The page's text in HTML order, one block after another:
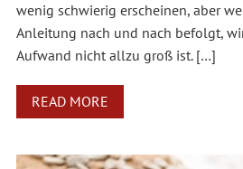
wenig schwierig erscheinen, aber
Anleitung nach und nach befolgt,
Aufwand nicht allzu groß ist. […]
READ MORE